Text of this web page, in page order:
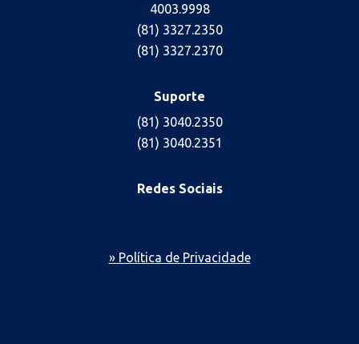
4003.9998
(81) 3327.2350
(81) 3327.2370
Suporte
(81) 3040.2350
(81) 3040.2351
Redes Sociais
» Política de Privacidade